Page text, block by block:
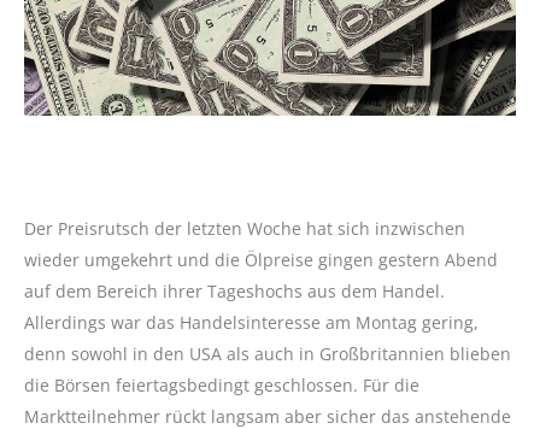
Der Preisrutsch der letzten Woche hat sich inzwischen
wieder umgekehrt und die Ölpreise gingen gestern Abend
auf dem Bereich ihrer Tageshochs aus dem Handel.
Allerdings war das Handelsinteresse am Montag gering,
denn sowohl in den USA als auch in Großbritannien blieben
die Börsen feiertagsbedingt geschlossen. Für die
Marktteilnehmer rückt langsam aber sicher das anstehende